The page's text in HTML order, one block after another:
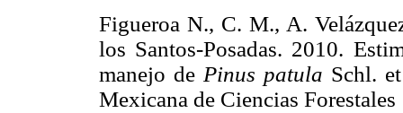
Figueroa N., C. M., A.
los Santos-Posadas. 2010.
manejo de Pinus patula Schl.
Mexicana de Ciencias